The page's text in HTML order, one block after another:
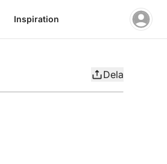
Inspiration
Dela